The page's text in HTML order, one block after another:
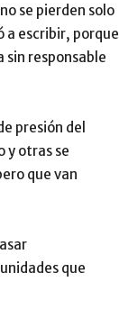
se pierden solo
a escribir, porque
sin responsable
presión del
y otras se
que van
que